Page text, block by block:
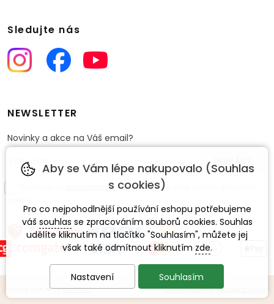
Sledujte nás
NEWSLETTER
Novinky a akce na Váš email?
zpracováním osobních údajůpro účely zasílání obchodního
❤byineShop Mapa stránek,Klasická verze
Aby se Vám lépe nakupovalo (Souhlas
s cookies)
Pro co nejpohodlnější používání eshopu potřebujeme
váš souhlas se zpracováním souborů cookies. Souhlas
udělíte kliknutím na tlačítko "Souhlasím", můžete jej
však také odmítnout kliknutím zde.
Nastavení Souhlasím